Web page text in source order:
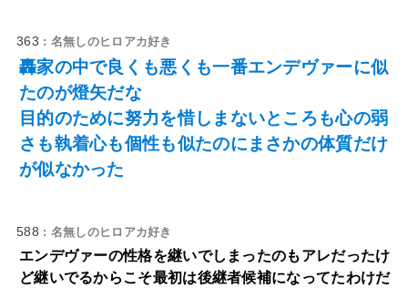
363 : 名無しのヒロアカ好き
轟家の中で良くも悪くも一番エンデヴァーに似
たのが燈矢だな
目的のために努力を惜しまないところも心の弱
さも執着心も個性も似たのにまさかの体質だけ
が似なかった
588 : 名無しのヒロアカ好き
エンデヴァーの性格を継いでしまったのもアレだったけ
ど継いでるからこそ最初は後継者候補になってたわけだ